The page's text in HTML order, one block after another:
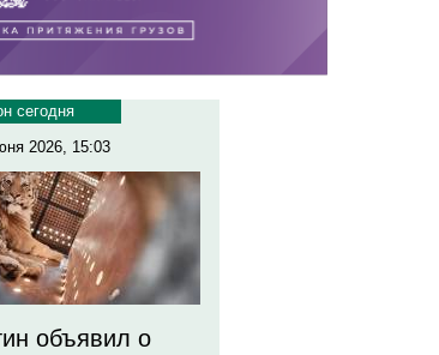
сегодня
2026, 15:03
объявил о